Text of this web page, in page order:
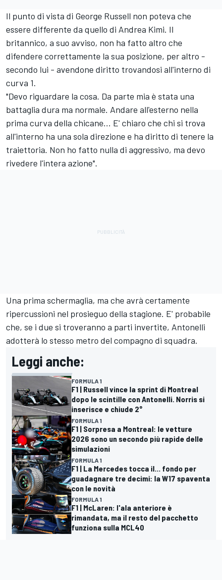
Il punto di vista di George Russell non poteva che
essere differente da quello di Andrea Kimi. Il
britannico, a suo avviso, non ha fatto altro che
difendere correttamente la sua posizione, per altro -
secondo lui - avendone diritto trovandosi all'interno di
curva 1.
"Devo riguardare la cosa. Da parte mia è stata una
battaglia dura ma normale. Andare all'esterno nella
prima curva della chicane... E' chiaro che chi si trova
all'interno ha una sola direzione e ha diritto di tenere la
traiettoria. Non ho fatto nulla di aggressivo, ma devo
rivedere l'intera azione".
Una prima schermaglia, ma che avrà certamente
ripercussioni nel prosieguo della stagione. E' probabile
che, se i due si troveranno a parti invertite, Antonelli
adotterà lo stesso metro del compagno di squadra.
Leggi anche:
FORMULA 1
F1 | Russell vince la sprint di Montreal
dopo le scintille con Antonelli. Norris si
inserisce e chiude 2°
FORMULA 1
F1 | Sorpresa a Montreal: le vetture
2026 sono un secondo più rapide delle
simulazioni
FORMULA 1
F1 | La Mercedes tocca il... fondo per
guadagnare tre decimi: la W17 spaventa
con le novità
FORMULA 1
F1 | McLaren: l'ala anteriore è
rimandata, ma il resto del pacchetto
funziona sulla MCL40